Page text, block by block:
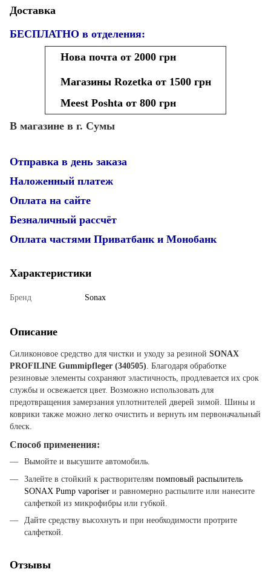
Доставка
БЕСПЛАТНО в отделения:
Нова почта от 2000 грн
Магазины Rozetka от 1500 грн
Meest Poshta от 800 грн
В магазине в г. Сумы
Отправка в день заказа
Наложенный платеж
Оплата на сайте
Безналичный рассчёт
Оплата частями Приватбанк и Монобанк
Характеристики
Бренд Sonax
Описание
Силиконовое средство для чистки и уходу за резиной SONAX
PROFILINE Gummipfleger (340505) . Благодаря обработке
резиновые элементы сохраняют эластичность, продлевается их срок
службы и освежается цвет. Возможно использовать для
предотвращения замерзания уплотнителей дверей зимой. Шины и
коврики также можно легко очистить и вернуть им первоначальный
блеск.
Способ применения:
Вымойте и высушите автомобиль.
Залейте в стойкий к растворителям помповый распылитель
SONAX Pump vaporiser и равномерно распылите или нанесите
салфеткой из микрофибры или губкой.
Дайте средству высохнуть и при необходимости протрите
салфеткой.
Отзывы